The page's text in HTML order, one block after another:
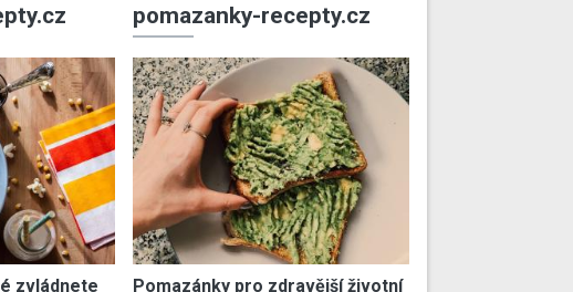
zvládnete
pomazanky-recepty.cz
Pomazánky pro zdravější životní